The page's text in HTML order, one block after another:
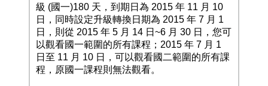
級 (國一)180 天，到期日為 2015 年 11 月 10
日，同時設定升級轉換日期為 2015 年 7 月 1
日，則從 2015 年 5 月 14 日~6 月 30 日，您可
以觀看國一範圍的所有課程；2015 年 7 月 1
日至 11 月 10 日，可以觀看國二範圍的所有課
程，原國一課程則無法觀看。